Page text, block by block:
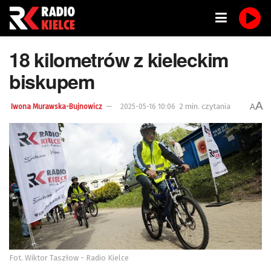
18 kilometrów z kieleckim
biskupem
Iwona Murawska-Bujnowicz 2025-05-16 10:06 2 min. czytania AA
Fot. Wiktor Taszłow - Radio Kielce